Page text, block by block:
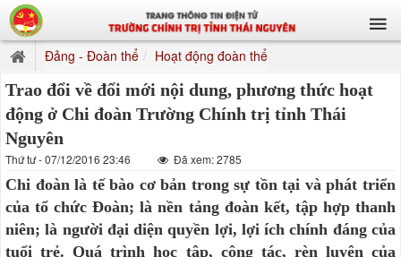
Đảng - Đoàn thể Hoạt động đoàn thể
Trao đổi về đổi mới nội dung, phương thức hoạt
động ở Chi đoàn Trường Chính trị tỉnh Thái
Nguyên
Thứ tư - 07/12/2016 23:46 Đã xem: 2785
Chi đoàn là tế bào cơ bản trong sự tồn tại và phát triển
của tổ chức Đoàn; là nền tảng đoàn kết, tập hợp thanh
niên; là người đại diện quyền lợi, lợi ích chính đáng của
tuổi trẻ. Quá trình học tập, công tác, rèn luyện của